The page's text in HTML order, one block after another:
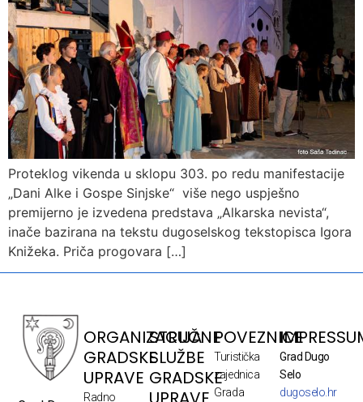
Proteklog vikenda u sklopu 303. po redu manifestacije
„Dani Alke i Gospe Sinjske“ više nego uspješno
premijerno je izvedena predstava „Alkarska nevista“,
inače bazirana na tekstu dugoselskog tekstopisca Igora
Knižeka. Priča progovara […]
ORGANIZACIJA
GRADSKE
UPRAVE
Radno
STRUČNE
SLUŽBE
GRADSKE
POVEZNICE
Turistička
zajednica
Grada
Grad Dugo
Selo
dugoselo.hr